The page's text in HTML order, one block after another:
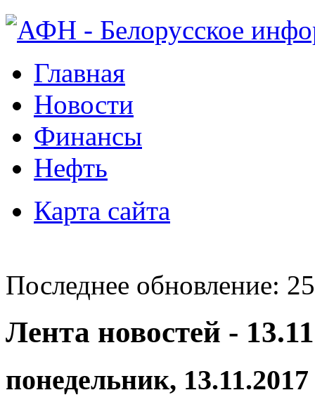
Главная
Новости
Финансы
Нефть
Карта сайта
Последнее обновление:
Лента новостей -
понедельник, 13.11.2017